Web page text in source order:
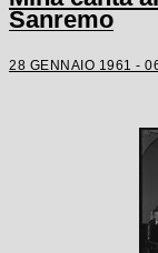
Sanremo
28 GENNAIO 1961 -